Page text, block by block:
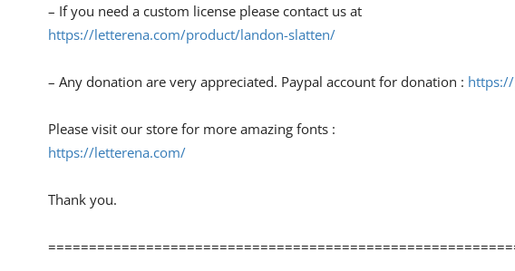
– If you need a custom license please contact us at
https://letterena.com/product/landon-slatten/
– Any donation are very appreciated. Paypal account for donation :
Please visit our store for more amazing fonts :
https://letterena.com/
Thank you.